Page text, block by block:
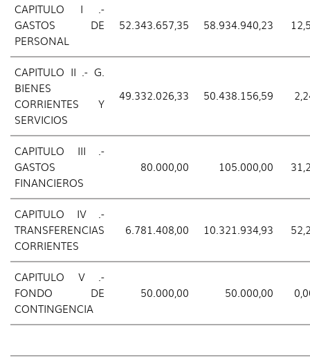
CAPITULO I .-
GASTOS DE
PERSONAL
52.343.657,35 58.934.940,23
CAPITULO II .- G.
BIENES
CORRIENTES Y
SERVICIOS
49.332.026,33 50.438.156,59
CAPITULO III .-
GASTOS
FINANCIEROS
80.000,00 105.000,00
CAPITULO IV .-
TRANSFERENCIAS
CORRIENTES
6.781.408,00 10.321.934,93
CAPITULO V .-
FONDO DE
CONTINGENCIA
50.000,00 50.000,00